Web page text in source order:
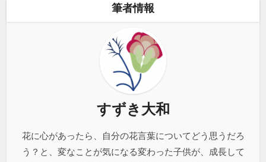
筆者情報
すずき大和
花に心があったら、自分の花言葉についてどう思うだろ
う？と、変なことが気になる変わった子供が、成長して